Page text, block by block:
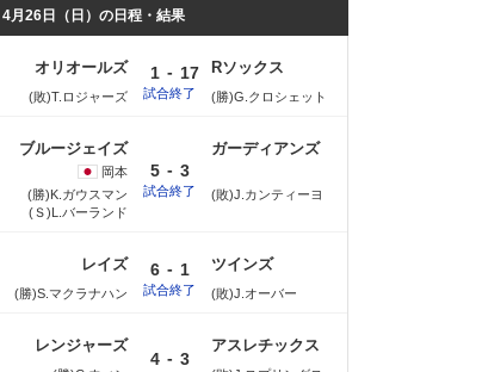
4月26日（日）の日程・結果
オリオールズ
(敗)T.ロジャーズ
1 - 17
試合終了
Rソックス
(勝)G.クロシェット
ブルージェイズ
岡本
(勝)K.ガウスマン
(Ｓ)L.バーランド
5 - 3
試合終了
ガーディアンズ
(敗)J.カンティーヨ
レイズ
(勝)S.マクラナハン
6 - 1
試合終了
ツインズ
(敗)J.オーバー
レンジャーズ
4 - 3
アスレチックス